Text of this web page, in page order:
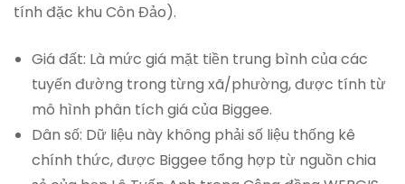
tính đặc khu Côn Đảo).
Giá đất: Là mức giá mặt tiền trung bình của các
tuyến đường trong từng xã/phường, được tính từ
mô hình phân tích giá của Biggee.
Dân số: Dữ liệu này không phải số liệu thống kê
chính thức, được Biggee tổng hợp từ nguồn chia